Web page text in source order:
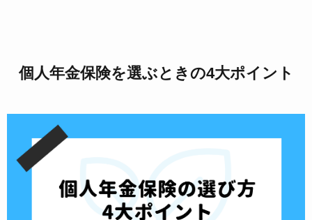
個人年金保険を選ぶときの4大ポイント